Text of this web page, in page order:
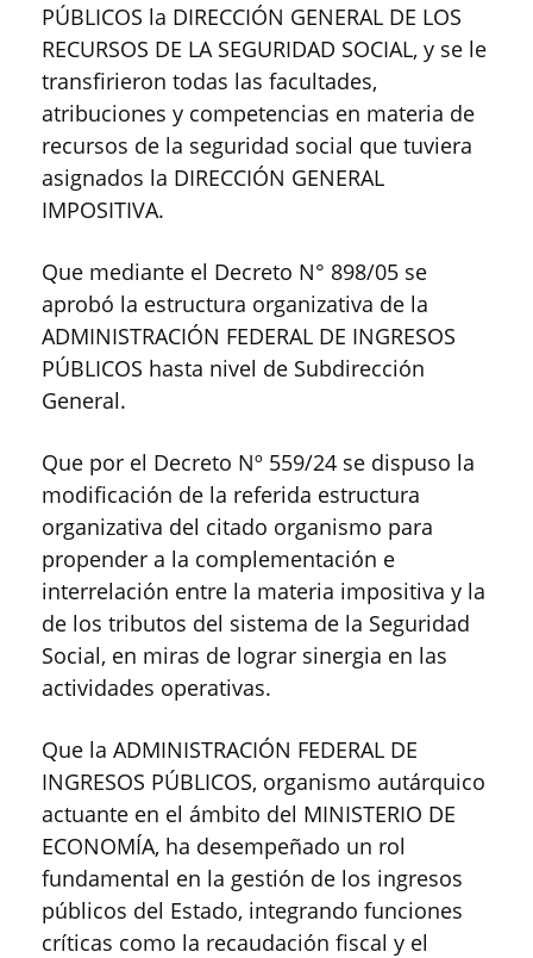
PÚBLICOS la DIRECCIÓN GENERAL DE LOS
RECURSOS DE LA SEGURIDAD SOCIAL, y se le
transfirieron todas las facultades,
atribuciones y competencias en materia de
recursos de la seguridad social que tuviera
asignados la DIRECCIÓN GENERAL
IMPOSITIVA.
Que mediante el Decreto N° 898/05 se
aprobó la estructura organizativa de la
ADMINISTRACIÓN FEDERAL DE INGRESOS
PÚBLICOS hasta nivel de Subdirección
General.
Que por el Decreto Nº 559/24 se dispuso la
modificación de la referida estructura
organizativa del citado organismo para
propender a la complementación e
interrelación entre la materia impositiva y la
de los tributos del sistema de la Seguridad
Social, en miras de lograr sinergia en las
actividades operativas.
Que la ADMINISTRACIÓN FEDERAL DE
INGRESOS PÚBLICOS, organismo autárquico
actuante en el ámbito del MINISTERIO DE
ECONOMÍA, ha desempeñado un rol
fundamental en la gestión de los ingresos
públicos del Estado, integrando funciones
críticas como la recaudación fiscal y el